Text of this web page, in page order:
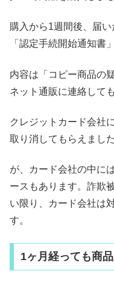
購入から1週間後、届
「認定手続開始通知書
内容は「コピー商品の
ネット通販に連絡して
クレジットカード会社
取り消してもらえました
が、カード会社の中に
ースもあります。詐欺
い限り、カード会社は
す。
1ヶ月経っても商